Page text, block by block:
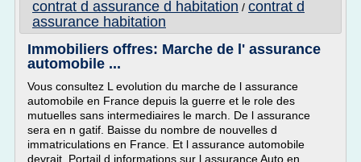
contrat d assurance d habitation / contrat d
assurance habitation
Immobiliers offres: Marche de l' assurance
automobile ...
Vous consultez L evolution du marche de l assurance
automobile en France depuis la guerre et le role des
mutuelles sans intermediaires le march. De l assurance
sera en n gatif. Baisse du nombre de nouvelles d
immatriculations en France. Et l assurance automobile
devrait. Portail d informations sur l assurance Auto en